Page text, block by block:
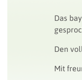
Das
Den
Mit